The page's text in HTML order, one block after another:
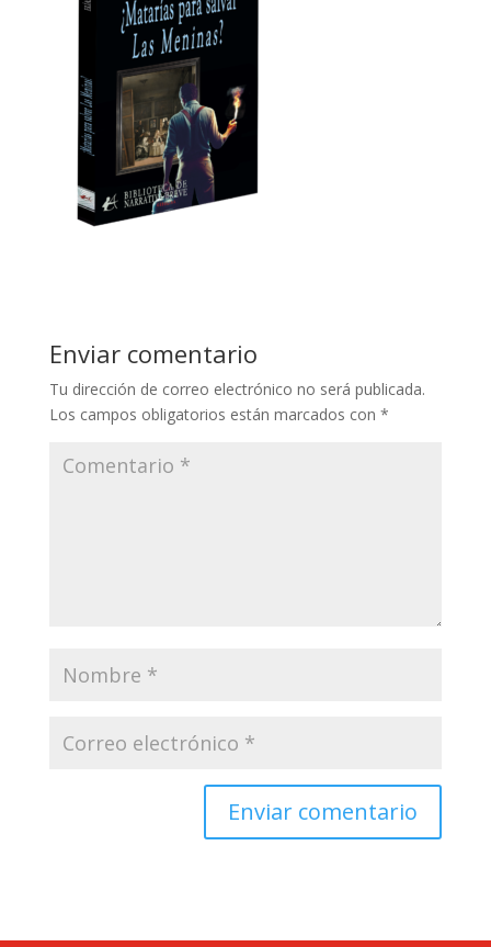
Enviar comentario
Tu dirección de correo electrónico no será publicada.
Los campos obligatorios están marcados con *